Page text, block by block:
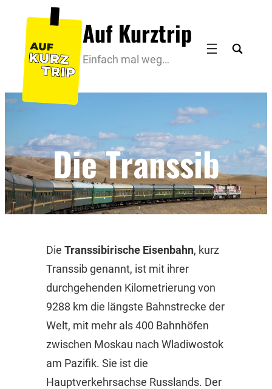
Inhalt
springen
Auf Kurztrip
Einfach mal weg…
Die Transsib
Die Transsibirische Eisenbahn, kurz
Transsib genannt, ist mit ihrer
durchgehenden Kilometrierung von
9288 km die längste Bahnstrecke der
Welt, mit mehr als 400 Bahnhöfen
zwischen Moskau nach Wladiwostok
am Pazifik. Sie ist die
Hauptverkehrsachse Russlands. Der